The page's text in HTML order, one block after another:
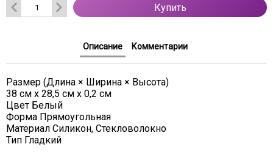
Купить
Описание Комментарии
Размер (Длина × Ширина × Высота)
38 см х 28,5 см х 0,2 см
Цвет Белый
Форма Прямоугольная
Материал Силикон, Стекловолокно
Тип Гладкий